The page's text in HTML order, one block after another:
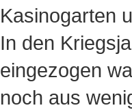
Kasinogarten
In den
eingezogen
noch aus